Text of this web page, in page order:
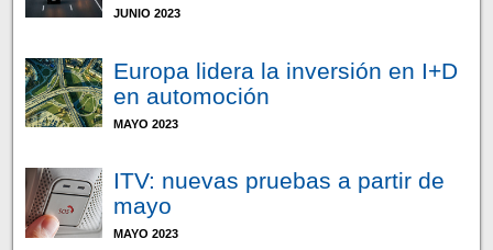
JUNIO 2023
Europa lidera la inversión en I+D
en automoción
MAYO 2023
ITV: nuevas pruebas a partir de
mayo
MAYO 2023